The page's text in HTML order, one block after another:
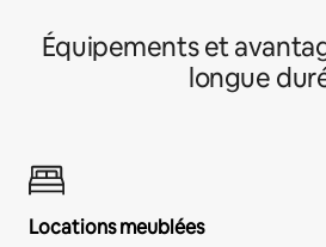
Équipements et
longue
Locations meublées